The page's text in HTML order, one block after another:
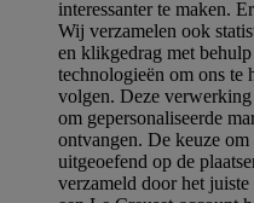
interessanter te maken.
Wij verzamelen ook
en klikgedrag met
technologieën om ons te
volgen. Deze verwerking
om gepersonaliseerde
ontvangen. De keuze
uitgeoefend op de
verzameld door het